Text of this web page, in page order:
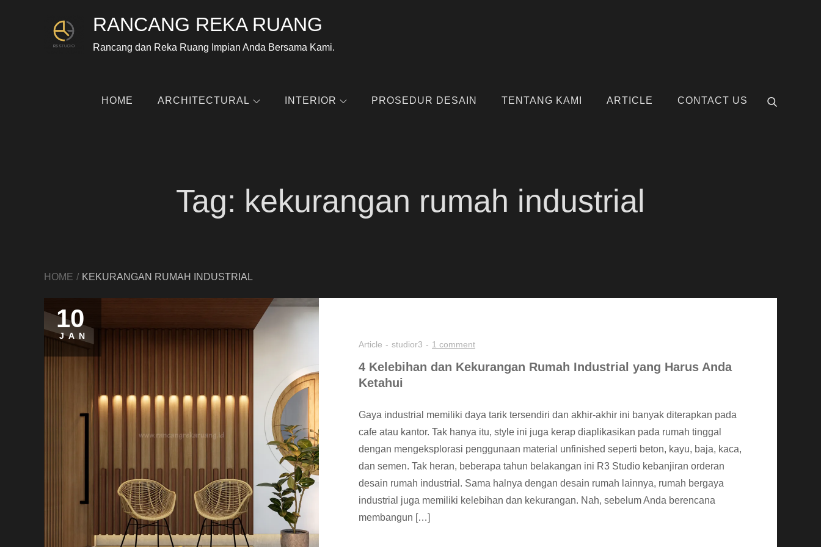
RANCANG REKA RUANG
Rancang dan Reka Ruang Impian Anda Bersama Kami.
HOME ARCHITECTURAL INTERIOR PROSEDUR DESAIN TENTANG KAMI ARTICLE CONTACT US
Tag: kekurangan rumah industrial
HOME KEKURANGAN RUMAH INDUSTRIAL
10
JAN
Article
studior3 1 comment
4 Kelebihan dan Kekurangan Rumah Industrial yang Harus Anda
Ketahui
Gaya industrial memiliki daya tarik tersendiri dan akhir-akhir ini banyak diterapkan pada
cafe atau kantor. Tak hanya itu, style ini juga kerap diaplikasikan pada rumah tinggal
dengan mengeksplorasi penggunaan material unfinished seperti beton, kayu, baja, kaca,
dan semen. Tak heran, beberapa tahun belakangan ini R3 Studio kebanjiran orderan
desain rumah industrial. Sama halnya dengan desain rumah lainnya, rumah bergaya
industrial juga memiliki kelebihan dan kekurangan. Nah, sebelum Anda berencana
membangun […]